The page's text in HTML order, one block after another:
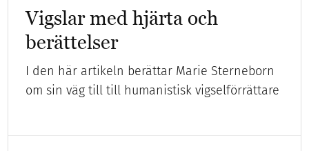
Vigslar med hjärta och
berättelser
I den här artikeln berättar Marie Sterneborn
om sin väg till till humanistisk vigselförrättare